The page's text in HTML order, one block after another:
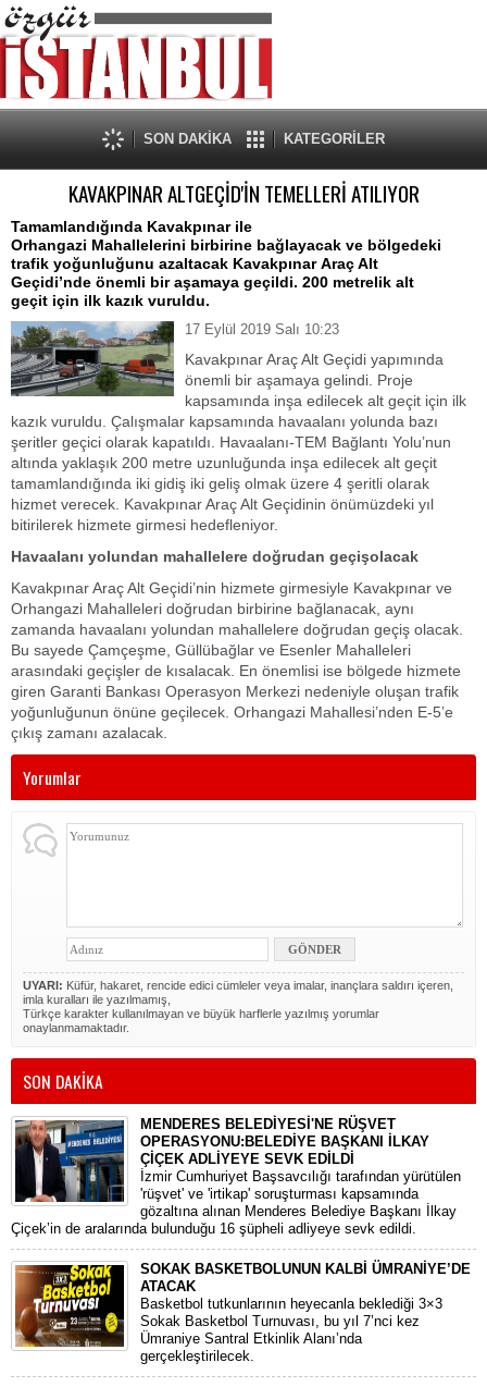
SON DAKİKA KATEGORİLER
KAVAKPINAR ALTGEÇİD'İN TEMELLERİ ATILIYOR
Tamamlandığında Kavakpınar ile
Orhangazi Mahallelerini birbirine bağlayacak ve bölgedeki
trafik yoğunluğunu azaltacak Kavakpınar Araç Alt
Geçidi’nde önemli bir aşamaya geçildi. 200 metrelik alt
geçit için ilk kazık vuruldu.
17 Eylül 2019 Salı 10:23
Kavakpınar Araç Alt Geçidi yapımında
önemli bir aşamaya gelindi. Proje
kapsamında inşa edilecek alt geçit için ilk
kazık vuruldu. Çalışmalar kapsamında havaalanı yolunda bazı
şeritler geçici olarak kapatıldı. Havaalanı-TEM Bağlantı Yolu’nun
altında yaklaşık 200 metre uzunluğunda inşa edilecek alt geçit
tamamlandığında iki gidiş iki geliş olmak üzere 4 şeritli olarak
hizmet verecek. Kavakpınar Araç Alt Geçidinin önümüzdeki yıl
bitirilerek hizmete girmesi hedefleniyor.
Havaalanı yolundan mahallelere doğrudan geçişolacak
Kavakpınar Araç Alt Geçidi’nin hizmete girmesiyle Kavakpınar ve
Orhangazi Mahalleleri doğrudan birbirine bağlanacak, aynı
zamanda havaalanı yolundan mahallelere doğrudan geçiş olacak.
Bu sayede Çamçeşme, Güllübağlar ve Esenler Mahalleleri
arasındaki geçişler de kısalacak. En önemlisi ise bölgede hizmete
giren Garanti Bankası Operasyon Merkezi nedeniyle oluşan trafik
yoğunluğunun önüne geçilecek. Orhangazi Mahallesi’nden E-5’e
çıkış zamanı azalacak.
Yorumlar
UYARI: Küfür, hakaret, rencide edici cümleler veya imalar, inançlara saldırı içeren,
imla kuralları ile yazılmamış,
Türkçe karakter kullanılmayan ve büyük harflerle yazılmış yorumlar
onaylanmamaktadır.
SON DAKİKA
MENDERES BELEDİYESİ'NE RÜŞVET
OPERASYONU:BELEDİYE BAŞKANI İLKAY
ÇİÇEK ADLİYEYE SEVK EDİLDİ
​İzmir Cumhuriyet Başsavcılığı tarafından yürütülen
'rüşvet' ve 'irtikap' soruşturması kapsamında
gözaltına alınan Menderes Belediye Başkanı İlkay
Çiçek’in de aralarında bulunduğu 16 şüpheli adliyeye sevk edildi.
SOKAK BASKETBOLUNUN KALBİ ÜMRANİYE’DE
ATACAK
Basketbol tutkunlarının heyecanla beklediği 3×3
Sokak Basketbol Turnuvası, bu yıl 7’nci kez
Ümraniye Santral Etkinlik Alanı’nda
gerçekleştirilecek.